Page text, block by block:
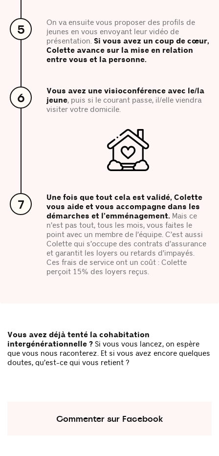
5
On va ensuite vous proposer des profils de
jeunes en vous envoyant leur vidéo de
présentation. Si vous avez un coup de cœur,
Colette avance sur la mise en relation
entre vous et la personne.
6
Vous avez une visioconférence avec le/la
jeune, puis si le courant passe, il/elle viendra
visiter votre domicile.
7
Une fois que tout cela est validé, Colette
vous aide et vous accompagne dans les
démarches et l’emménagement. Mais ce
n’est pas tout, tous les mois, vous faites le
point avec un membre de l’équipe. C’est aussi
Colette qui s’occupe des contrats d’assurance
et garantit les loyers ou retards d’impayés.
Ces frais de service ont un coût : Colette
perçoit 15% des loyers reçus.
Vous avez déjà tenté la cohabitation
intergénérationnelle ? Si vous vous lancez, on espère
que vous nous raconterez. Et si vous avez encore quelques
doutes, qu’est-ce qui vous retient ?
Commenter sur Facebook